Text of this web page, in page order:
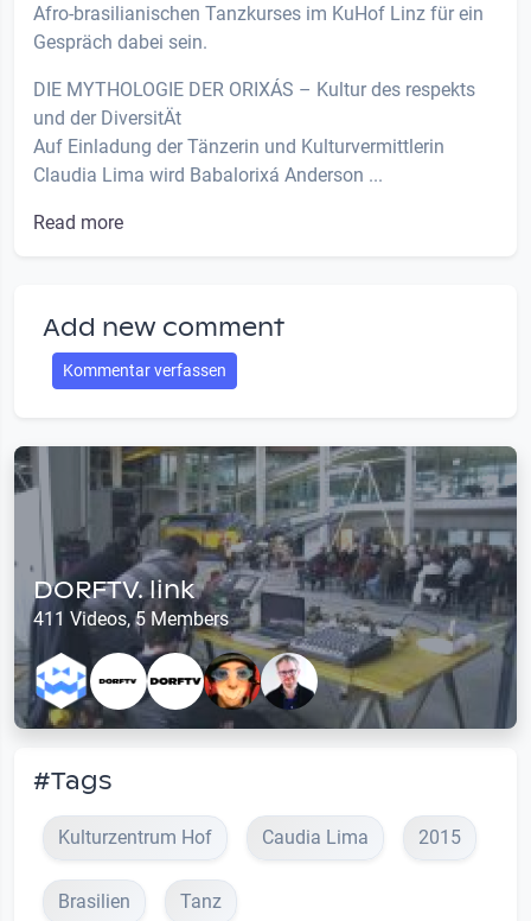
Afro-brasilianischen Tanzkurses im KuHof Linz für ein
Gespräch dabei sein.
DIE MYTHOLOGIE DER ORIXÁS – Kultur des respekts
und der DiversitÄt
Auf Einladung der Tänzerin und Kulturvermittlerin
Claudia Lima wird Babalorixá Anderson ...
Read more
Add new comment
Kommentar verfassen
DORFTV. link
411 Videos, 5 Members
#Tags
Kulturzentrum Hof Caudia Lima 2015
Brasilien Tanz